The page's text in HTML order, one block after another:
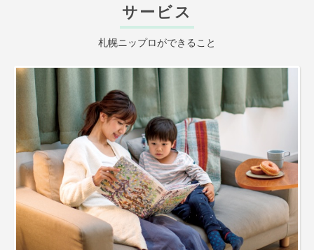
サービス
札幌ニップロができること